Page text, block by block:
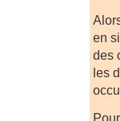
en
des
les